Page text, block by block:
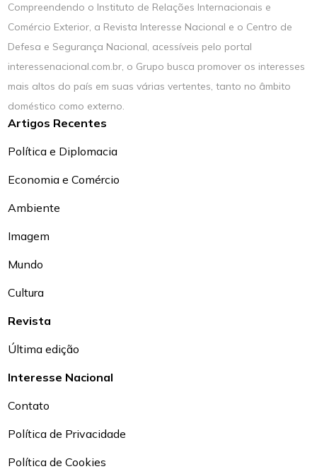
Compreendendo o Instituto de Relações Internacionais e
Comércio Exterior, a Revista Interesse Nacional e o Centro de
Defesa e Segurança Nacional, acessíveis pelo portal
interessenacional.com.br, o Grupo busca promover os interesses
mais altos do país em suas várias vertentes, tanto no âmbito
doméstico como externo.
Artigos Recentes
Política e Diplomacia
Economia e Comércio
Ambiente
Imagem
Mundo
Cultura
Revista
Última edição
Interesse Nacional
Contato
Política de Privacidade
Política de Cookies